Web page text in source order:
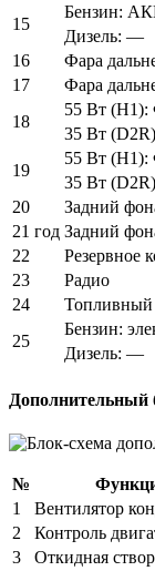
15
Бензин:
Дизель: —
16
Фара
17
Фара
18
55 Вт (H1):
35 Вт
19
55 Вт (H1):
35 Вт
20
Задний
21 год Задний
22
Резервное
23
Радио
24
Топливный
25
Бензин:
Дизель: —
Дополнительный
№
1
Вентилятор
2
Контроль
3
Откидная